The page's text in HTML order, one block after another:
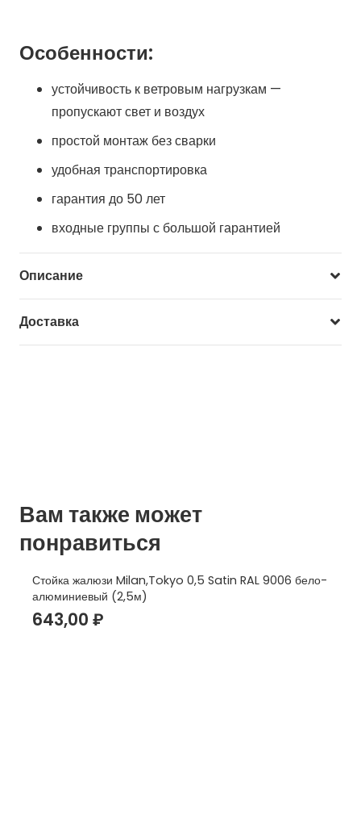
Особенности:
устойчивость к ветровым нагрузкам —
пропускают свет и воздух
простой монтаж без сварки
удобная транспортировка
гарантия до 50 лет
входные группы с большой гарантией
Описание
Доставка
Вам также может
понравиться
Стойка жалюзи Milan,Tokyo 0,5 Satin RAL 9006 бело-
алюминиевый (2,5м)
643,00 ₽